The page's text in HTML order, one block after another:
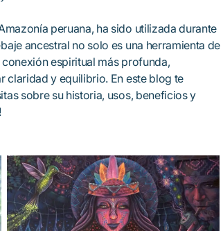
peruana, ha sido utilizada durante
ancestral no solo es una herramienta de
espiritual más profunda,
claridad y equilibrio. En este blog te
sobre su historia, usos, beneficios y